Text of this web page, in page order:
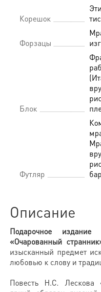
Корешок
Форзацы
Блок
Футляр
Описание
Подарочное издание
«Очарованный
изысканный предмет
любовью к слову и
Повесть Н.С. Лескова